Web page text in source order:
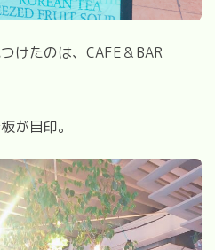
けたのは、CAFE＆BAR
が目印。